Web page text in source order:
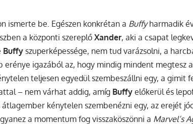
ismerte be. Egészen konkrétan a Buffyharmadik
a központi szereplőXander, aki a csapat
Buffyszuperképessége, nem tud varázsolni, a
erénye igazából az, hogy mindig mindent megtesz
teljesen egyedül szembeszállni egy, a gimit
– nem várhat addig, amíg Buffy előkerül és
kénytelen szembenézni egy, az erejét
a momentum fog visszaköszönni a Marvel’s